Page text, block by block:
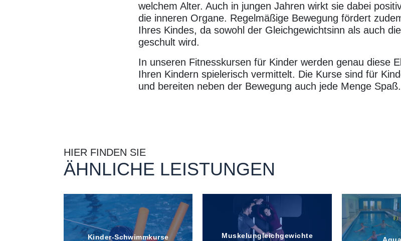
a
t
i
n
welchem Alter. Auch in jungen Jahren wirkt sie dabei
die inneren Organe. Regelmäßige Bewegung fördert
Ihres Kindes, da sowohl der Gleichgewichtsinn als auch
geschult wird.
In unseren Fitnesskursen für Kinder werden genau diese
Ihren Kindern spielerisch vermittelt. Die Kurse sind für
und bereiten neben der Bewegung auch jede Menge Spaß.
HIER FINDEN SIE
ÄHNLICHE LEISTUNGEN
Kinder-Schwimmkurse
Muskelungleichgewichte